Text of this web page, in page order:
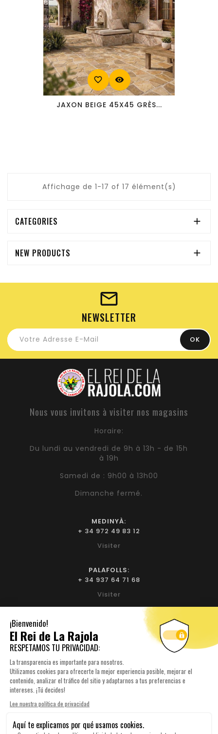
favorite_border visibility
JAXON BEIGE 45X45 GRÈS...
Affichage de 1-17 of 17 élément(s)
CATEGORIES 
NEW PRODUCTS 
NEWSLETTER
Nous vous invitons à visiter nos magasins
Horaire:
Du lundi au vendredi de 9h à 13h - de 15h
à 19h
Samedi de : 9h00 à 13h00
Dimanche fermé.
MEDINYÀ:
+ 34 972 49 83 12
Visiter
PALAFOLLS:
+ 34 937 64 71 68
Visiter
Visiter
NOTRE SOCIÉTÉ